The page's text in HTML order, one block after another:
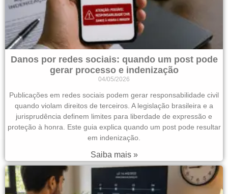
Danos por redes sociais: quando um post pode
gerar processo e indenização
04/05/2026
Publicações em redes sociais podem gerar responsabilidade civil
quando violam direitos de terceiros. A legislação brasileira e a
jurisprudência definem limites para liberdade de expressão e
proteção à honra. Este guia explica quando um post pode resultar
em indenização.
Saiba mais »